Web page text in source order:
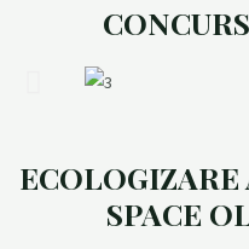
SPACE